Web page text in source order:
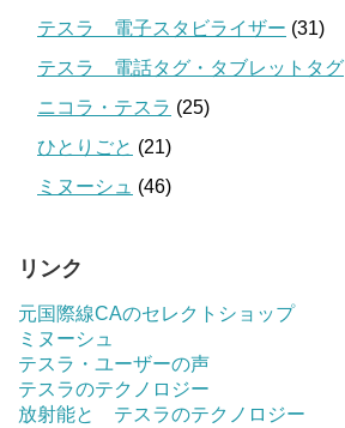
テスラ 電子スタビライザー (31)
テスラ 電話タグ・タブレットタグ
ニコラ・テスラ (25)
ひとりごと (21)
ミヌーシュ (46)
リンク
元国際線CAのセレクトショップ
ミヌーシュ
テスラ・ユーザーの声
テスラのテクノロジー
放射能と テスラのテクノロジー